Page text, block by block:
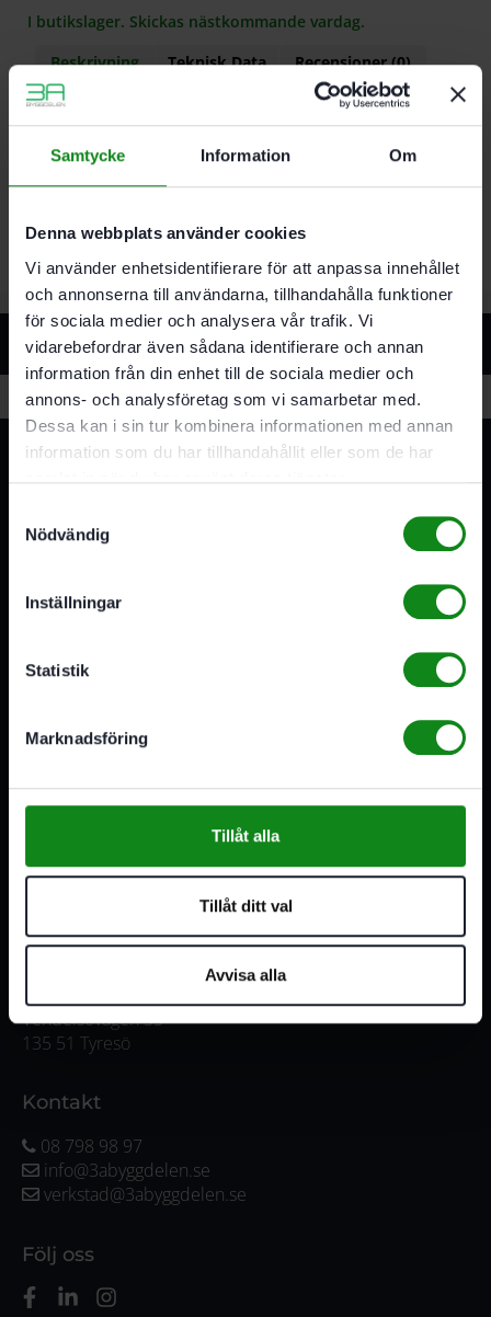
Samtycke Information Om
Denna webbplats använder cookies
Vi använder enhetsidentifierare för att anpassa innehållet
och annonserna till användarna, tillhandahålla funktioner
för sociala medier och analysera vår trafik. Vi
vidarebefordrar även sådana identifierare och annan
information från din enhet till de sociala medier och
annons- och analysföretag som vi samarbetar med.
Dessa kan i sin tur kombinera informationen med annan
information som du har tillhandahållit eller som de har
Nödvändig
Inställningar
Statistik
Marknadsföring
Tillåt alla
Tillåt ditt val
Avvisa alla
I butikslager. Skickas nästkommande vardag.
Beskrivning
Teknisk Data Recensioner (0)
Egenskaper
För RO 150 FEQ
FastFix
Relaterade produkter
serviceverkstad i Stockholm samt en e-handel för hela
Måndag-Torsdag:
07:00-16:00
Adress
Vendelsövägen 35
135 51 Tyresö
Kontakt
08 798 98 97
info@3abyggdelen.se
verkstad@3abyggdelen.se
Följ oss